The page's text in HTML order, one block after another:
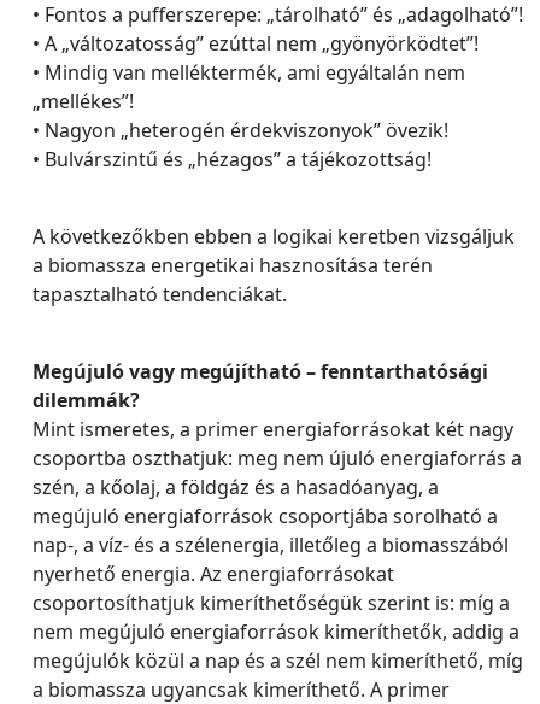
• Fontos a pufferszerepe: „tárolható” és „adagolható”!
• A „változatosság” ezúttal nem „gyönyörködtet”!
• Mindig van melléktermék, ami egyáltalán nem
„mellékes”!
• Nagyon „heterogén érdekviszonyok” övezik!
• Bulvárszintű és „hézagos” a tájékozottság!
A következőkben ebben a logikai keretben vizsgáljuk
a biomassza energetikai hasznosítása terén
tapasztalható tendenciákat.
Megújuló vagy megújítható – fenntarthatósági
dilemmák?
Mint ismeretes, a primer energiaforrásokat két nagy
csoportba oszthatjuk: meg nem újuló energiaforrás a
szén, a kőolaj, a földgáz és a hasadóanyag, a
megújuló energiaforrások csoportjába sorolható a
nap-, a víz- és a szélenergia, illetőleg a biomasszából
nyerhető energia. Az energiaforrásokat
csoportosíthatjuk kimeríthetőségük szerint is: míg a
nem megújuló energiaforrások kimeríthetők, addig a
megújulók közül a nap és a szél nem kimeríthető, míg
a biomassza ugyancsak kimeríthető. A primer